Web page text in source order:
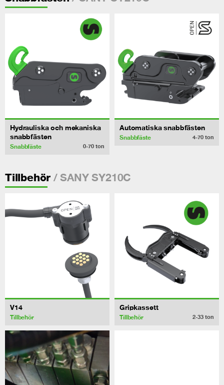
Hydrauliska och mekaniska
snabbfästen
Snabbfäste 0-70 ton
Automatiska snabbfästen
Snabbfäste 4-70 ton
Tillbehör / SANY SY210C
V14
Tillbehör
Gripkassett
Tillbehör 2-33 ton